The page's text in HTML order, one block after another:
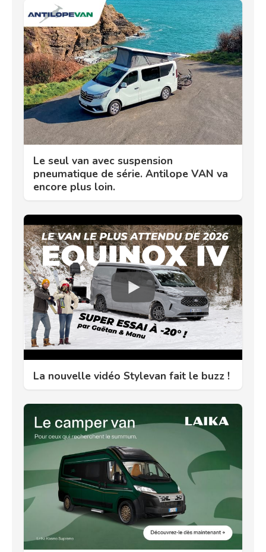
Le seul van avec suspension
pneumatique de série. Antilope VAN va
encore plus loin.
La nouvelle vidéo Stylevan fait le buzz !